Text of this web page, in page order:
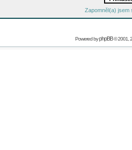
Zapomněl(a) jsem
Powered byphpBB© 2001,